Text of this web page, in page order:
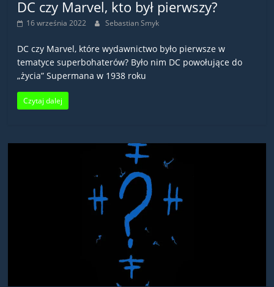
DC czy Marvel, kto był pierwszy?
16 września 2022 Sebastian Smyk
DC czy Marvel, które wydawnictwo było pierwsze w
tematyce superbohaterów? Było nim DC powołujące do
„życia” Supermana w 1938 roku
Czytaj dalej